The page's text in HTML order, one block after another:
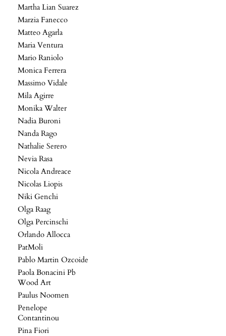
Martha Lian Suarez
Marzia Fanecco
Matteo Agarla
Maria Ventura
Mario Raniolo
Monica Ferrera
Massimo Vidale
Mila Agirre
Monika Walter
Nadia Buroni
Nanda Rago
Nathalie Serero
Nevia Rasa
Nicola Andreace
Nicolas Liopis
Niki Genchi
Olga Raag
Olga Percinschi
Orlando Allocca
PatMoli
Pablo Martin Ozcoide
Paola Bonacini Pb
Wood Art
Paulus Noomen
Penelope
Contantinou
Pina Fiori